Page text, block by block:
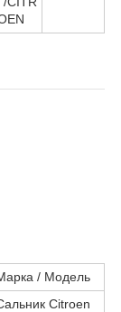
/ Модель
Citroen